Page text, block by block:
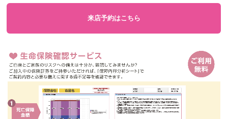
来店予約はこちら